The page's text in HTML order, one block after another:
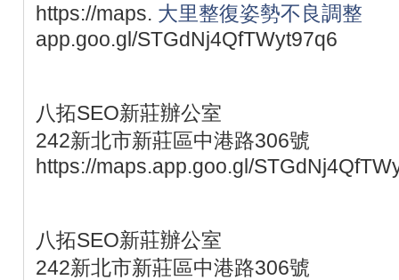
https://maps. 大里整復姿勢不良調整
app.goo.gl/STGdNj4QfTWyt97q6
八拓SEO新莊辦公室
242新北市新莊區中港路306號
https://maps.app.goo.gl/
八拓SEO新莊辦公室
242新北市新莊區中港路306號